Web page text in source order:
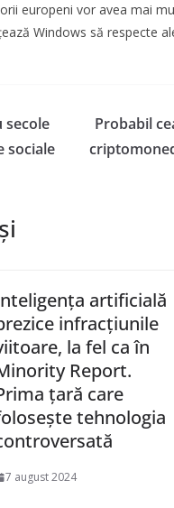
europeni vor avea mai
Windows să respecte
secole
sociale
Probabil
artificială
infracțiunile
la fel ca în
Report.
țară care
tehnologia
7 august 2024